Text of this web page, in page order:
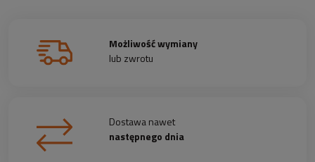
Możliwość wymiany
lub zwrotu
Dostawa nawet
następnego dnia